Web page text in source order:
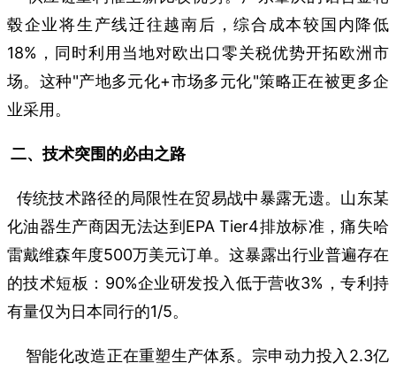
毂企业将生产线迁往越南后，综合成本较国内降低
18%，同时利用当地对欧出口零关税优势开拓欧洲市
场。这种"产地多元化+市场多元化"策略正在被更多企
业采用。
二、技术突围的必由之路
传统技术路径的局限性在贸易战中暴露无遗。山东某
化油器生产商因无法达到EPA Tier4排放标准，痛失哈
雷戴维森年度500万美元订单。这暴露出行业普遍存在
的技术短板：90%企业研发投入低于营收3%，专利持
有量仅为日本同行的1/5。
智能化改造正在重塑生产体系。宗申动力投入2.3亿